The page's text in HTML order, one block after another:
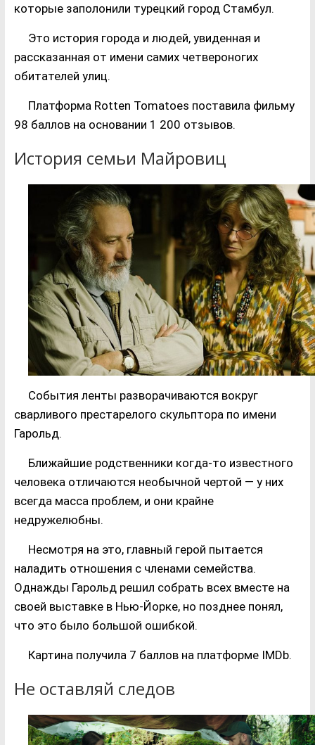
которые заполонили турецкий город Стамбул.
Это история города и людей, увиденная и
рассказанная от имени самих четвероногих
обитателей улиц.
Платформа Rotten Tomatoes поставила фильму
98 баллов на основании 1 200 отзывов.
История семьи Майровиц
События ленты разворачиваются вокруг
сварливого престарелого скульптора по имени
Гарольд.
Ближайшие родственники когда-то известного
человека отличаются необычной чертой — у них
всегда масса проблем, и они крайне
недружелюбны.
Несмотря на это, главный герой пытается
наладить отношения с членами семейства.
Однажды Гарольд решил собрать всех вместе на
своей выставке в Нью-Йорке, но позднее понял,
что это было большой ошибкой.
Картина получила 7 баллов на платформе IMDb.
Не оставляй следов